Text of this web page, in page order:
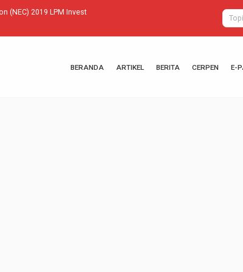
(NEC) 2019 LPM Invest EI Donation
BERANDA ARTIKEL BERITA CERPEN E-